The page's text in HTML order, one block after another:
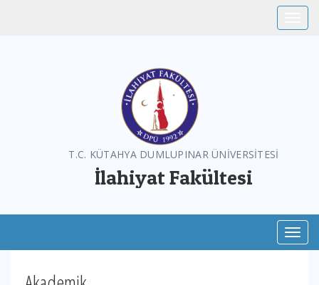
T.C. KÜTAHYA DUMLUPINAR ÜNİVERSİTESİ
İlahiyat Fakültesi